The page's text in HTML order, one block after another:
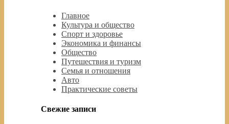
Главное
Культура и общество
Спорт и здоровье
Экономика и финансы
Общество
Путешествия и туризм
Семья и отношения
Авто
Практические советы
Свежие записи